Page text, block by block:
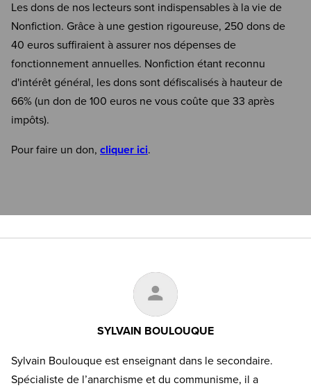
Les dons de nos lecteurs sont indispensables à la vie de
Nonfiction. Grâce à une gestion rigoureuse, 250 dons de
40 euros suffiraient à assurer nos dépenses de
fonctionnement annuelles. Nonfiction étant reconnu
d'intérêt général, les dons sont défiscalisés à hauteur de
66% (un don de 100 euros ne vous coûte que 33 après
impôts).
Pour faire un don, cliquer ici.
SYLVAIN BOULOUQUE
Sylvain Boulouque est enseignant dans le secondaire.
Spécialiste de l’anarchisme et du communisme, il a